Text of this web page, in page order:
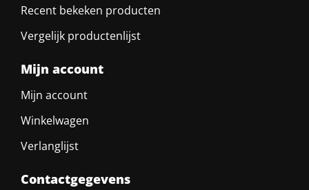
Recent bekeken producten
Vergelijk productenlijst
Mijn account
Mijn account
Winkelwagen
Verlanglijst
Contactgegevens